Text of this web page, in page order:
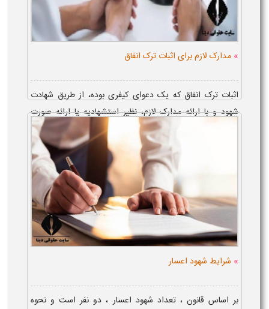
» مدارک لازم برای اثبات ترک انفاق
اثبات ترک انفاق که یک دعوای کیفری بوده، از طریق شهادت
شهود و با ارائه مدارک لازم، نظیر استشهادیه یا ارائه صورت
مجلس پلیس، مبنی بر اخراج زوجه از منزل توسط زوج، امکان
پذیر می باشد. زوجه م...
» شرایط شهود اعسار
بر اساس قانون ، تعداد شهود اعسار ، دو نفر است و نحوه